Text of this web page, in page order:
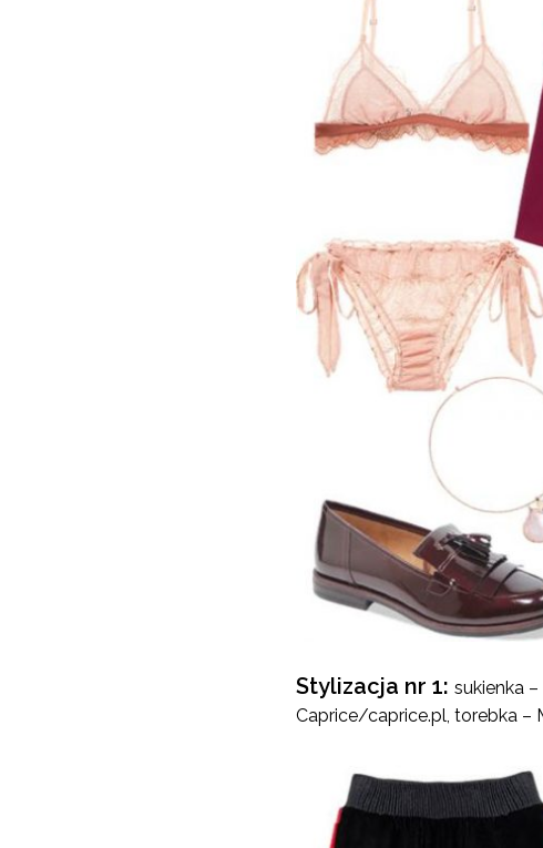
Stylizacja nr 1: sukienka
Caprice/caprice.pl, torebka –